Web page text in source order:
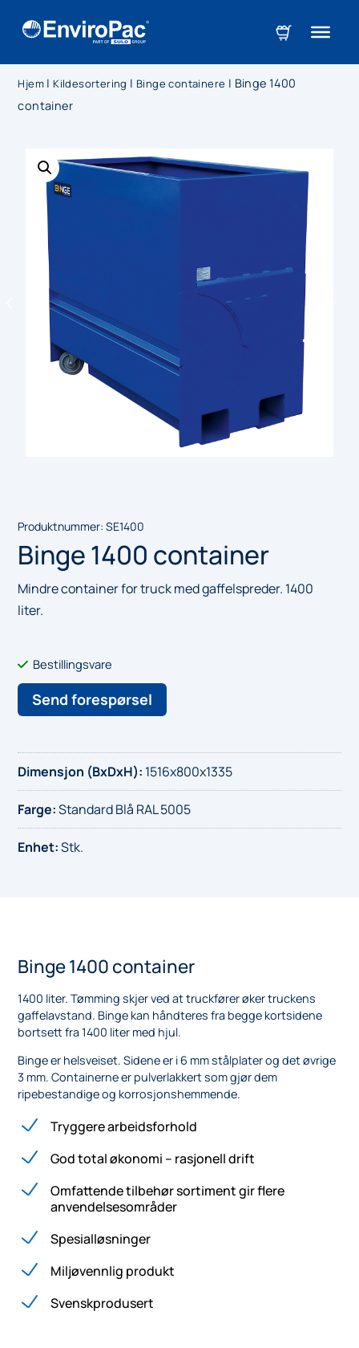
Hjem | Kildesortering | Binge containere | Binge 1400
container
Produktnummer:SE1400
Binge 1400 container
Mindre container for truck med gaffelspreder. 1400
liter.
Bestillingsvare
Send forespørsel
Dimensjon (BxDxH): 1516x800x1335
Farge:Standard Blå RAL 5005
Enhet:Stk.
Binge 1400 container
1400 liter. Tømming skjer ved at truckfører øker truckens
gaffelavstand. Binge kan håndteres fra begge kortsidene
bortsett fra 1400 liter med hjul.
Binge er helsveiset. Sidene er i 6 mm stålplater og det øvrige
3 mm. Containerne er pulverlakkert som gjør dem
ripebestandige og korrosjonshemmende.
Tryggere arbeidsforhold
God total økonomi – rasjonell drift
Omfattende tilbehør sortiment gir flere
anvendelsesområder
Spesialløsninger
Miljøvennlig produkt
Svenskprodusert